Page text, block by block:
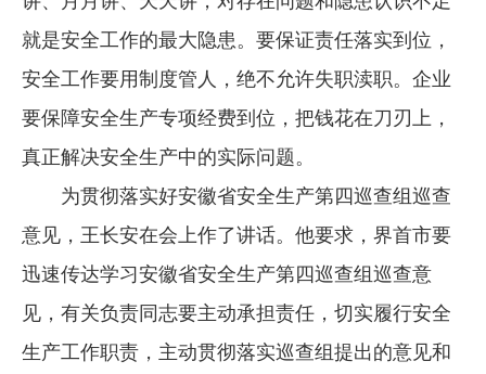
就是安全工作的最大隐患。要保证责任落实到位，
安全工作要用制度管人，绝不允许失职渎职。企业
要保障安全生产专项经费到位，把钱花在刀刃上，
真正解决安全生产中的实际问题。
为贯彻落实好安徽省安全生产第四巡查组巡查
意见，王长安在会上作了讲话。他要求，界首市要
迅速传达学习安徽省安全生产第四巡查组巡查意
见，有关负责同志要主动承担责任，切实履行安全
生产工作职责，主动贯彻落实巡查组提出的意见和